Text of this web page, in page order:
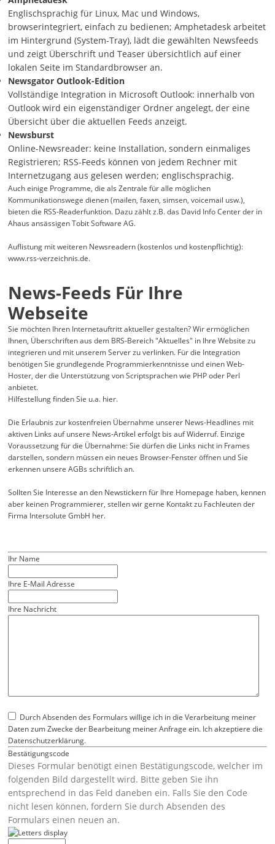
Englischsprachig für Linux, Mac und Windows,
browserintegriert, einfach zu bedienen; Amphetadesk arbeitet
im Hintergrund (System-Tray), lädt die gewählten Newsfeeds
und zeigt Überschrift und Teaser übersichtlich auf einer
lokalen Seite im Standardbrowser an.
Newsgator Outlook-Edition
Vollständige Integration in Microsoft Outlook: innerhalb von
Outlook wird ein eigenständiger Ordner angelegt, der eine
Übersicht über die aktuellen Feeds anzeigt.
Newsburst
Online-Newsreader: keine Installation, sondern einmaliges
Registrieren; RSS-Feeds können von jedem Rechner mit
Internetzugang aus gelesen werden; englischsprachig.
Auch einige Programme, die als Zentrale für alle möglichen
Kommunikationswege dienen (mailen, faxen, simsen, voicemail usw.),
bieten die RSS-Readerfunktion. Dazu zählt z.B. das David Info Centerder in
Ahaus ansässigen Tobit Software AG.
Auflistung mit weiteren Newsreadern (kostenlos und kostenpflichtig):
www.rss-verzeichnis.de.
News-Feeds Für Ihre
Webseite
Sie möchten Ihren Internetauftritt aktueller gestalten? Wir ermöglichen
Ihnen, Überschriften aus dem BRS-Bereich Aktuelles in Ihre Website zu
integrieren und mit unserem Server zu verlinken. Für die Integration
benötigen Sie grundlegende Programmierkenntnisse und einen Web-
Hoster, der die Unterstützung von Scriptsprachen wie PHP oder Perl
anbietet.
Hilfestellung finden Sie u.a. hier.
Die Erlaubnis zur kostenfreien Übernahme unserer News-Headlines mit
aktiven Links auf unsere News-Artikel erfolgt bis auf Widerruf. Einzige
Voraussetzung für die Übernahme: Sie dürfen die Links nicht in Frames
darstellen, sondern müssen ein neues Browser-Fenster öffnen und Sie
erkennen unsere AGBs schriftlich an.
Sollten Sie Interesse an den Newstickern für Ihre Homepage haben, kennen
aber keinen Programmierer, stellen wir gerne Kontakt zu Fachleuten der
Firma Intersolute GmbH her.
Ihr Name
Ihre E-Mail Adresse
Ihre Nachricht
Durch Absenden des Formulars willige ich in die Verarbeitung meiner
Daten zum Zwecke der Bearbeitung meiner Anfrage ein. Ich akzeptiere die
Datenschutzerklärung.
Bestätigungscode
Dieses Formular benötigt einen Bestätigungscode, welcher im
folgenden Bild dargestellt wird. Bitte geben Sie ihn
entsprechend in das Feld daneben ein. Falls Sie den Code
nicht lesen können, fordern Sie durch Absenden des
Formulars einen neuen an.